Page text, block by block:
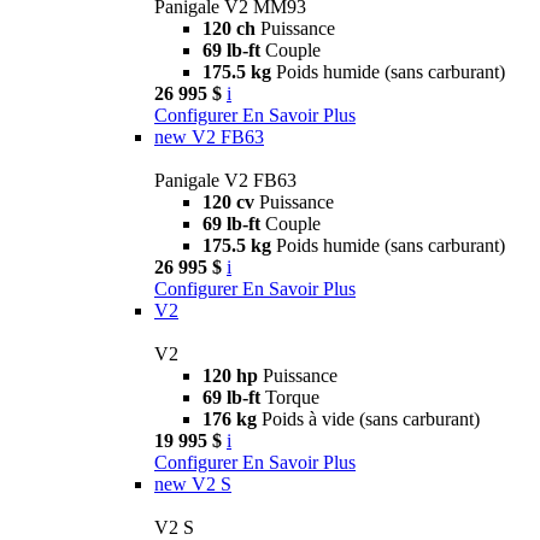
Panigale V2 MM93
120 ch Puissance
69 lb-ft Couple
175.5 kg Poids humide (sans carburant)
26 995 $ i
Configurer En Savoir Plus
new V2 FB63
Panigale V2 FB63
120 cv Puissance
69 lb-ft Couple
175.5 kg Poids humide (sans carburant)
26 995 $ i
Configurer En Savoir Plus
V2
V2
120 hp Puissance
69 lb-ft Torque
176 kg Poids à vide (sans carburant)
19 995 $ i
Configurer En Savoir Plus
new V2 S
V2 S